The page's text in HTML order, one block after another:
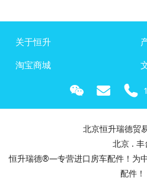
关于恒升
淘宝商城
北京恒升瑞德贸
北京 . 丰
恒升瑞德®—专营进口房车配件！为
配件！